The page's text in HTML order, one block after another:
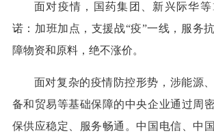
面对疫情，国药集团、新兴际华等
诺：加班加点，支援战“疫”一线，服务
障物资和原料，绝不涨价。
面对复杂的疫情防控形势，涉能源
备和贸易等基础保障的中央企业通过周
保供应稳定、服务畅通。中国电信、中